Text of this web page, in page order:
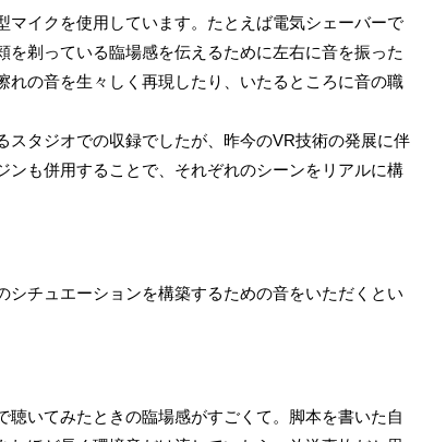
マイクを使用しています。たとえば電気シェーバーで
を剃っている臨場感を伝えるために左右に音を振った
れの音を生々しく再現したり、いたるところに音の職
スタジオでの収録でしたが、昨今のVR技術の発展に伴
ンも併用することで、それぞれのシーンをリアルに構
シチュエーションを構築するための音をいただくとい
聴いてみたときの臨場感がすごくて。脚本を書いた自